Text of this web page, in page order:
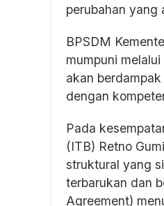
perubahan yang
BPSDM
mumpuni
akan
dengan
Pada
(ITB) Retno
struktural yang
terbarukan dan
Agreement)